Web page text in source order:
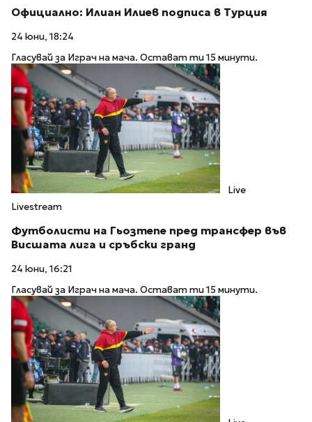
Официално: Илиан Илиев подписа в Турция
24 юни, 18:24
Гласувай за Играч на мача. Остават ти 15 минути.
Live
Livestream
Футболисти на Гьозтепе пред трансфер във
Висшата лига и сръбски гранд
24 юни, 16:21
Гласувай за Играч на мача. Остават ти 15 минути.